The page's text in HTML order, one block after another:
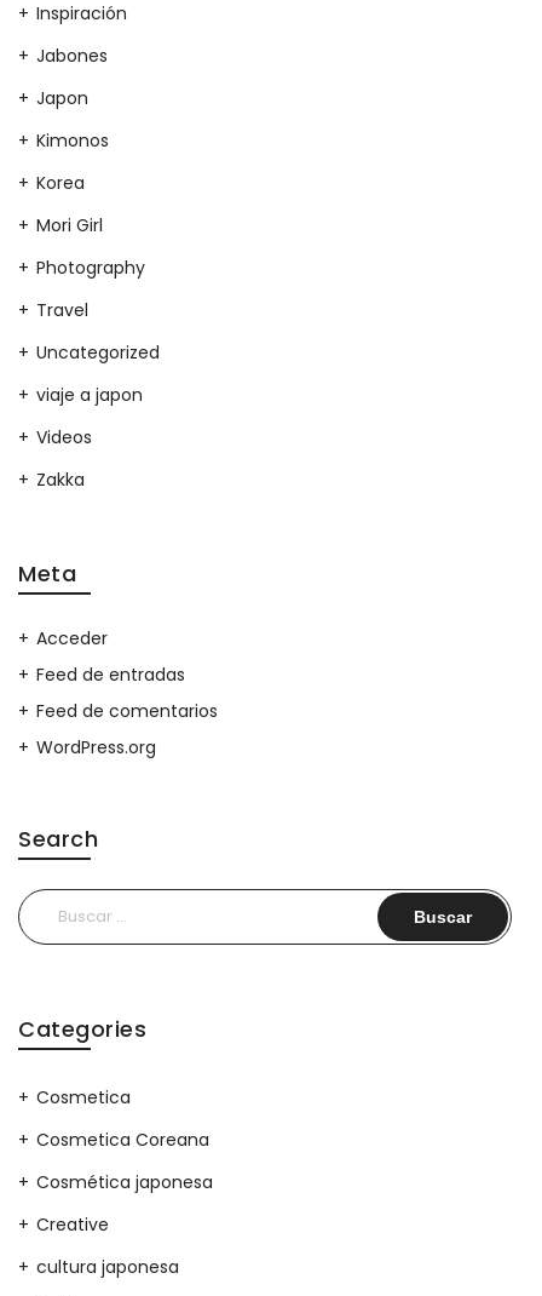
Inspiración
Jabones
Japon
Kimonos
Korea
Mori Girl
Photography
Travel
Uncategorized
viaje a japon
Videos
Zakka
Meta
Acceder
Feed de entradas
Feed de comentarios
WordPress.org
Search
Buscar:
Categories
Cosmetica
Cosmetica Coreana
Cosmética japonesa
Creative
cultura japonesa